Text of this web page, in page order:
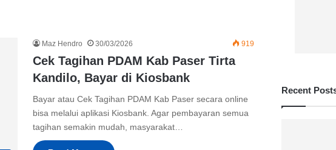
Maz Hendro 30/03/2026 919
Cek Tagihan PDAM Kab Paser Tirta
Kandilo, Bayar di Kiosbank
Bayar atau Cek Tagihan PDAM Kab Paser secara online
bisa melalui aplikasi Kiosbank. Agar pembayaran semua
tagihan semakin mudah, masyarakat…
Recent